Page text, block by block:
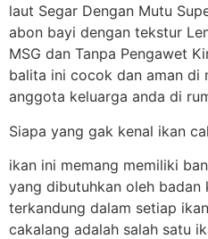
laut Segar Dengan Mutu
abon bayi dengan tekstur
MSG dan Tanpa Pengawet
balita ini cocok dan aman di
anggota keluarga anda di
Siapa yang gak kenal ikan
ikan ini memang memiliki
yang dibutuhkan oleh
terkandung dalam setiap
cakalang adalah salah satu